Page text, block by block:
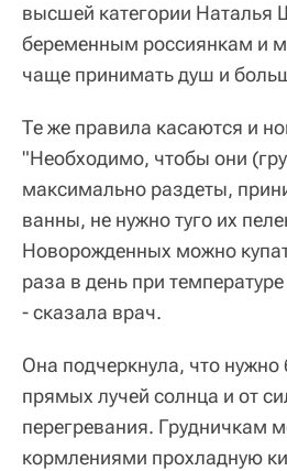
высшей категории Наталья
беременным россиянкам и
чаще принимать душ и
Те же правила касаются и
"Необходимо, чтобы они
максимально раздеты,
ванны, не нужно туго их
Новорожденных можно
раза в день при
- сказала врач.
Она подчеркнула, что
прямых лучей солнца и от
перегревания. Грудничкам
кормлениями прохладную